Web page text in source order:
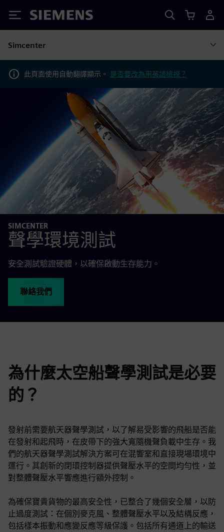
Siemens
Simcenter
此頁面使用自動翻譯顯示。 是否要改為用英語檢視？
SIMCENTER
聲學環境測試
安全測試驗證硬體，以確保啟動生存能力。
聯絡我們
為什麼太空船聲學測試是必要
的？
發射前需要航天器聲學測試，以了解易受影響的飛船是否能
在發射和起飛時，在皮帶下的強大寬隨機聲負載中生存。我
們的航天器聲學測試解決方案可在混響室和直接現場環境中
運行。其創新的閉環控制器提供聲壓水平的空間均勻性，並
對整體聲壓水平響應進行額外控制。
為確保寶貴貨物的最高安全性，已整合了幾個安全層，以防
止過度測試：在個別麥克風、整體聲壓水平以及結構反應，
包括樣本振動和應變反應等級保護。包括所有通道上的輸送